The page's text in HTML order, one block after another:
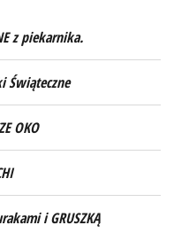
z piekarnika.
Świąteczne
OKO
i GRUSZKĄ